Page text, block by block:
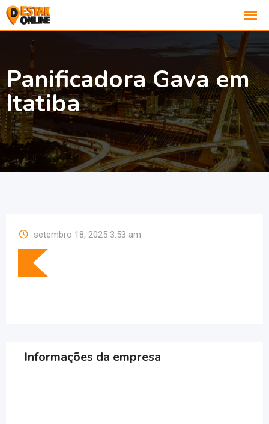
Panificadora Gava em
Itatiba
setembro 18, 2025 3:53 am
Informações da empresa